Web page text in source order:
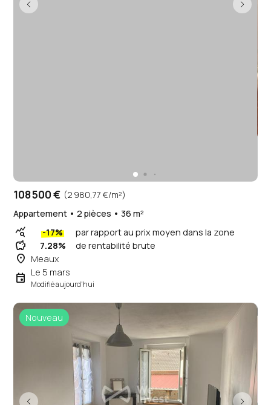
108 500 € (2 980,77 €/m²)
Appartement • 2 pièces • 36 m²
query_stats -17% par rapport au prix moyen dans la zone
savings 7.28% de rentabilité brute
place Meaux
event Le 5 mars
Modifié aujourd'hui
Nouveau